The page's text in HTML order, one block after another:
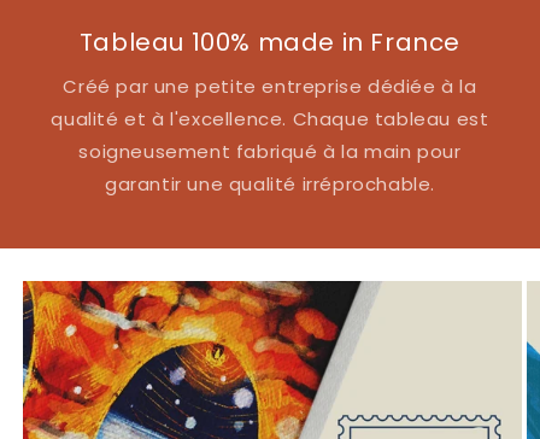
Tableau 100% made in France
Créé par une petite entreprise dédiée à la
qualité et à l'excellence. Chaque tableau est
soigneusement fabriqué à la main pour
garantir une qualité irréprochable.